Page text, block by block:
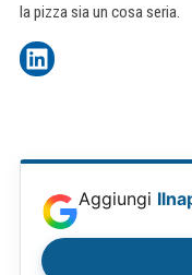
la pizza sia un cosa seria.
Aggiungi